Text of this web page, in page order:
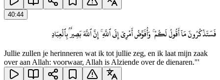
40:44
فَسَتَذْكُرُونَ مَآ أَقُولُ لَكُمْ ۚ وَأُفَوِّضُ أَمْرِىٓ إِلَى ٱللَّهِ ۚ إِنَّ ٱللَّهَ بَصِيرٌۢ بِٱلْعِبَادِ
Jullie zullen je herinneren wat ik tot jullie zeg, en ik laat mijn zaak
over aan Allah: voorwaar, Allah is Alziende over de dienaren."'